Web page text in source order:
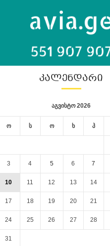
ᲙᲐᲚᲔᲜᲓᲐᲠᲘ
აგვისტო 2026
ო ს ო ხ პ
3 4 5 6 7
10 11 12 13 14
17 18 19 20 21
24 25 26 27 28
31